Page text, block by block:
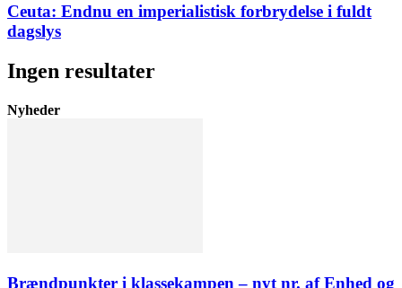
Ceuta: Endnu en imperialistisk forbrydelse i fuldt
dagslys
Ingen resultater
Nyheder
Brændpunkter i klassekampen – nyt nr. af Enhed og